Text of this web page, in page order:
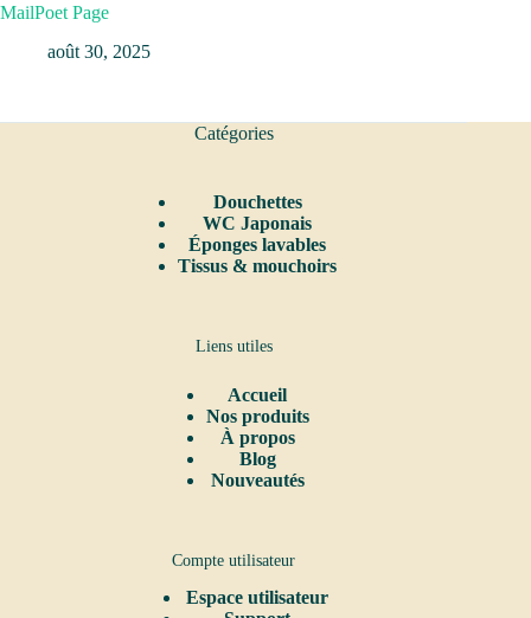
MailPoet Page
août 30, 2025
Catégories
Douchettes
WC Japonais
Éponges lavables
Tissus & mouchoirs
Liens utiles
Accueil
Nos produits
À propos
Blog
Nouveautés
Compte utilisateur
Espace utilisateur